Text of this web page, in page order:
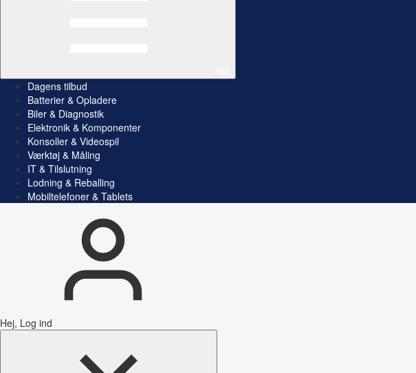
Dagens tilbud
Batterier & Opladere
Biler & Diagnostik
Elektronik & Komponenter
Konsoller & Videospil
Værktøj & Måling
IT & Tilslutning
Lodning & Reballing
Mobiltelefoner & Tablets
Hej, Log ind